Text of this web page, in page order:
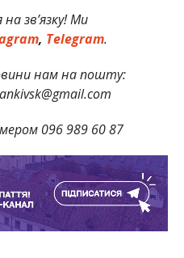
зв’язку! Ми
, Telegram.
нам на пошту:
096 989 60 87